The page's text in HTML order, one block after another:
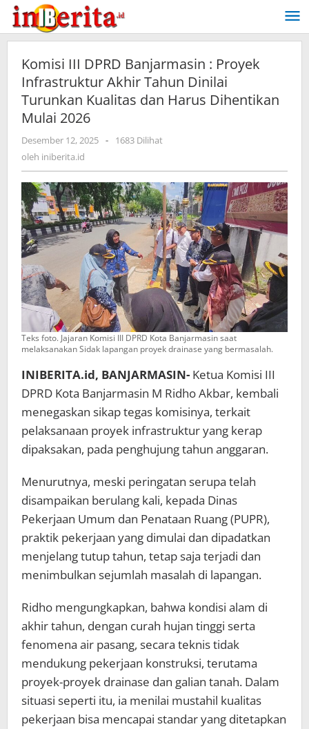
Lewati
konten
Komisi III DPRD Banjarmasin : Proyek
Infrastruktur Akhir Tahun Dinilai
Turunkan Kualitas dan Harus Dihentikan
Mulai 2026
Desember 12, 2025 oleh
-
1683 Dilihat
oleh iniberita.id
Teks foto. Jajaran Komisi III DPRD Kota Banjarmasin saat
melaksanakan Sidak lapangan proyek drainase yang bermasalah.
INIBERITA.id, BANJARMASIN- Ketua Komisi III
DPRD Kota Banjarmasin M Ridho Akbar, kembali
menegaskan sikap tegas komisinya, terkait
pelaksanaan proyek infrastruktur yang kerap
dipaksakan, pada penghujung tahun anggaran.
Menurutnya, meski peringatan serupa telah
disampaikan berulang kali, kepada Dinas
Pekerjaan Umum dan Penataan Ruang (PUPR),
praktik pekerjaan yang dimulai dan dipadatkan
menjelang tutup tahun, tetap saja terjadi dan
menimbulkan sejumlah masalah di lapangan.
Ridho mengungkapkan, bahwa kondisi alam di
akhir tahun, dengan curah hujan tinggi serta
fenomena air pasang, secara teknis tidak
mendukung pekerjaan konstruksi, terutama
proyek-proyek drainase dan galian tanah. Dalam
situasi seperti itu, ia menilai mustahil kualitas
pekerjaan bisa mencapai standar yang ditetapkan